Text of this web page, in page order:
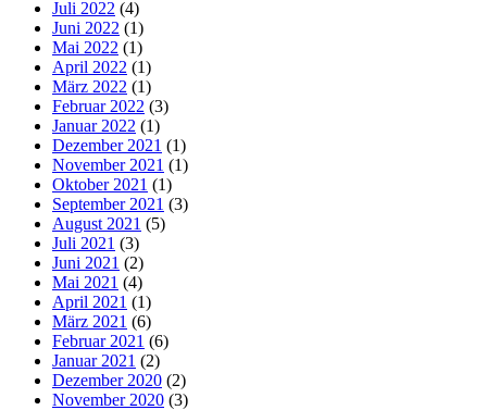
Juli 2022 (4)
Juni 2022 (1)
Mai 2022 (1)
April 2022 (1)
März 2022 (1)
Februar 2022 (3)
Januar 2022 (1)
Dezember 2021 (1)
November 2021 (1)
Oktober 2021 (1)
September 2021 (3)
August 2021 (5)
Juli 2021 (3)
Juni 2021 (2)
Mai 2021 (4)
April 2021 (1)
März 2021 (6)
Februar 2021 (6)
Januar 2021 (2)
Dezember 2020 (2)
November 2020 (3)